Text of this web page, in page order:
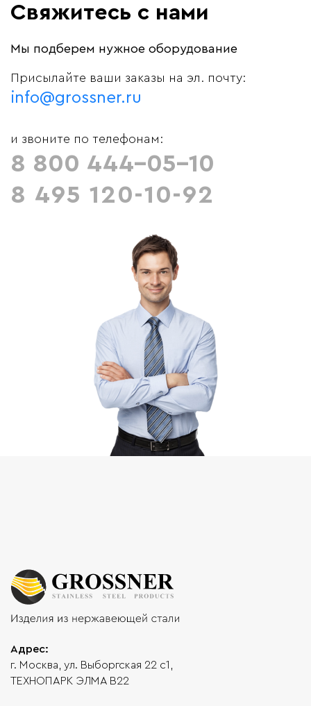
Свяжитесь с нами
Мы подберем нужное оборудование
Присылайте ваши заказы на эл. почту:
info@grossner.ru
и звоните по телефонам:
8 800 444-05-10
8 495 120-10-92
Адрес:
г. Москва, ул. Выборгская 22 с1,
ТЕХНОПАРК ЭЛМА В22